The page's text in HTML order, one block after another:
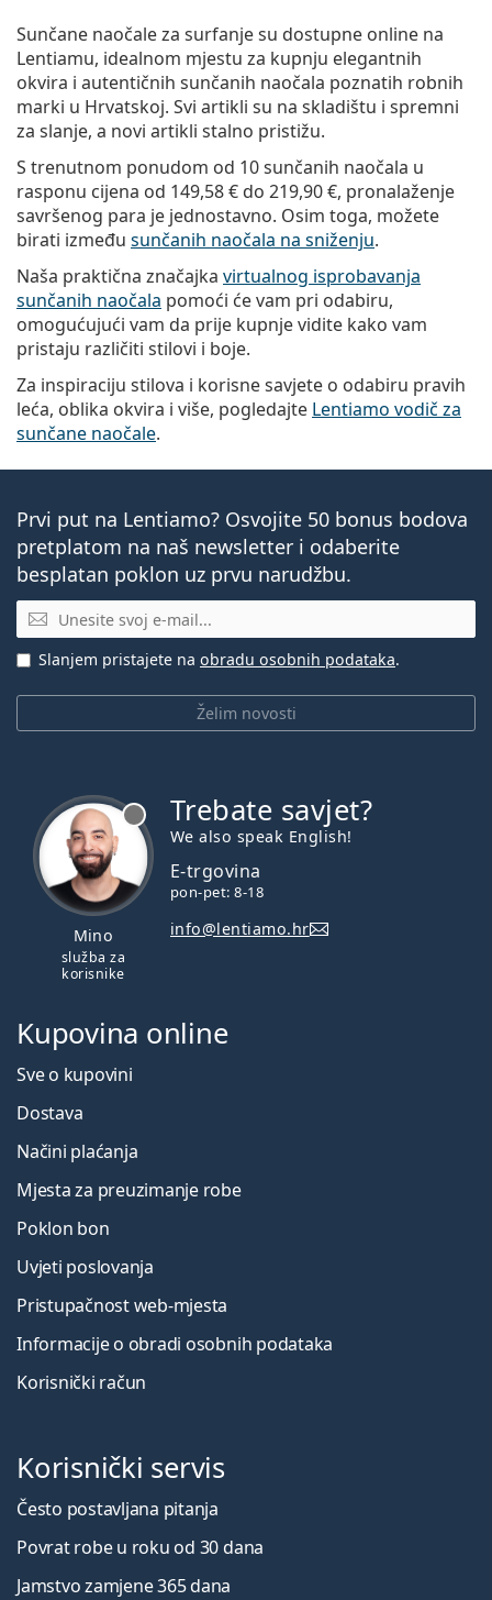
Sunčane naočale za surfanje su dostupne online na
Lentiamu, idealnom mjestu za kupnju elegantnih
okvira i autentičnih sunčanih naočala poznatih robnih
marki u Hrvatskoj. Svi artikli su na skladištu i spremni
za slanje, a novi artikli stalno pristižu.
S trenutnom ponudom od 10 sunčanih naočala u
rasponu cijena od 149,58 € do 219,90 €, pronalaženje
savršenog para je jednostavno. Osim toga, možete
birati između sunčanih naočala na sniženju.
Naša praktična značajka virtualnog isprobavanja
sunčanih naočala pomoći će vam pri odabiru,
omogućujući vam da prije kupnje vidite kako vam
pristaju različiti stilovi i boje.
Za inspiraciju stilova i korisne savjete o odabiru pravih
leća, oblika okvira i više, pogledajte Lentiamo vodič za
sunčane naočale.
Prvi put na Lentiamo? Osvojite 50 bonus bodova
pretplatom na naš newsletter i odaberite
besplatan poklon uz prvu narudžbu.
E-mail
Želim novosti
Slanjem pristajete na obradu osobnih podataka.
Mino
služba za
korisnike
Trebate savjet?
We also speak English!
E-trgovina
pon-pet: 8-18
info@lentiamo.hr
Kupovina online
Sve o kupovini
Dostava
Načini plaćanja
Mjesta za preuzimanje robe
Poklon bon
Uvjeti poslovanja
Pristupačnost web-mjesta
Informacije o obradi osobnih podataka
Korisnički račun
Korisnički servis
Često postavljana pitanja
Povrat robe u roku od 30 dana
Jamstvo zamjene 365 dana